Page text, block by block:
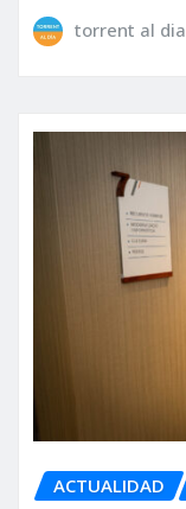
torrent al dia
ACTUALIDAD